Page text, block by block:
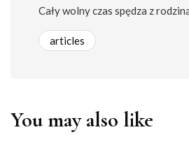
Cały wolny czas spędza z
articles
You may also like